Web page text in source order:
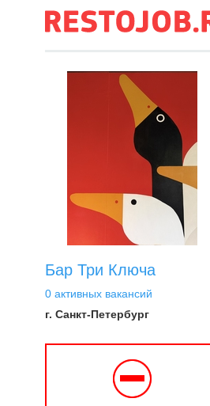
Бар Три Ключа
0 активных вакансий
г. Санкт-Петербург